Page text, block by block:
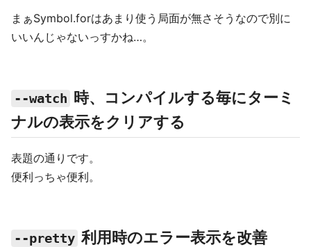
まぁSymbol.forはあまり使う局面が無さそうなので別に
いいんじゃないっすかね…。
--watch 時、コンパイルする毎にターミ
ナルの表示をクリアする
表題の通りです。
便利っちゃ便利。
--pretty 利用時のエラー表示を改善